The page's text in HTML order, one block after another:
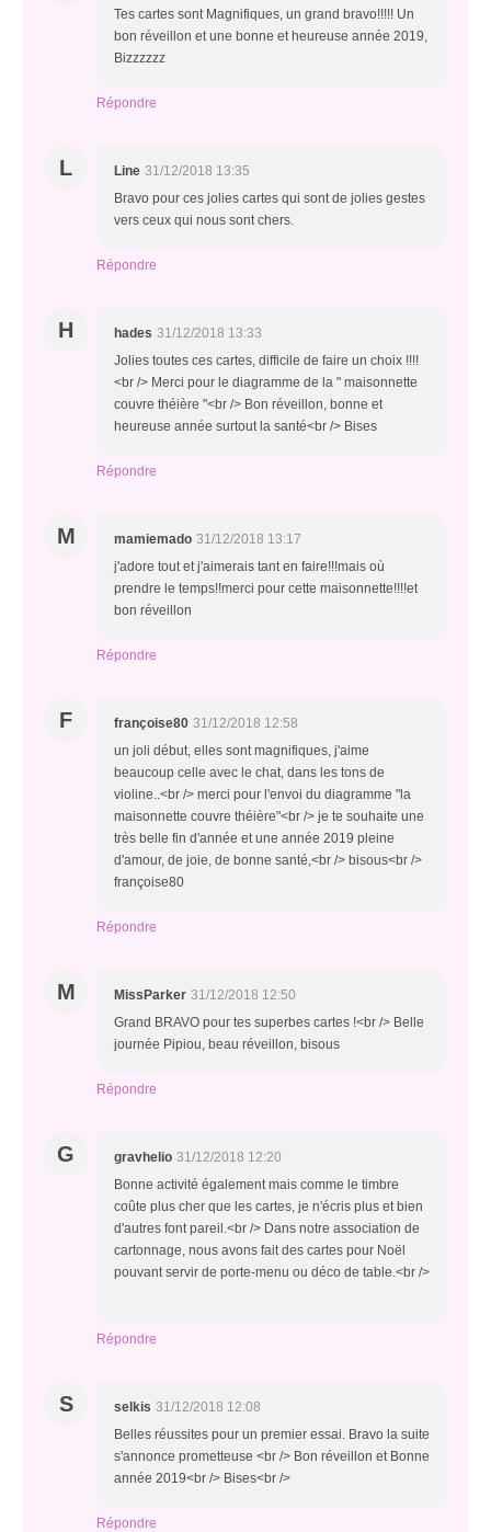
Tes cartes sont Magnifiques, un grand bravo!!!!! Un
bon réveillon et une bonne et heureuse année 2019,
Bizzzzzz
Répondre
L Line 31/12/2018 13:35
Bravo pour ces jolies cartes qui sont de jolies gestes
vers ceux qui nous sont chers.
Répondre
H hades 31/12/2018 13:33
Jolies toutes ces cartes, difficile de faire un choix !!!!
<br /> Merci pour le diagramme de la " maisonnette
couvre théière "<br /> Bon réveillon, bonne et
heureuse année surtout la santé<br /> Bises
Répondre
M mamiemado 31/12/2018 13:17
j'adore tout et j'aimerais tant en faire!!!mais où
prendre le temps!!merci pour cette maisonnette!!!!et
bon réveillon
Répondre
F françoise80 31/12/2018 12:58
un joli début, elles sont magnifiques, j'aime
beaucoup celle avec le chat, dans les tons de
violine..<br /> merci pour l'envoi du diagramme "la
maisonnette couvre théière"<br /> je te souhaite une
très belle fin d'année et une année 2019 pleine
d'amour, de joie, de bonne santé,<br /> bisous<br />
françoise80
Répondre
M MissParker 31/12/2018 12:50
Grand BRAVO pour tes superbes cartes !<br /> Belle
journée Pipiou, beau réveillon, bisous
Répondre
G gravhelio 31/12/2018 12:20
Bonne activité également mais comme le timbre
coûte plus cher que les cartes, je n'écris plus et bien
d'autres font pareil.<br /> Dans notre association de
cartonnage, nous avons fait des cartes pour Noël
pouvant servir de porte-menu ou déco de table.<br />
Répondre
S selkis 31/12/2018 12:08
Belles réussites pour un premier essai. Bravo la suite
s'annonce prometteuse <br /> Bon réveillon et Bonne
année 2019<br /> Bises<br />
Répondre